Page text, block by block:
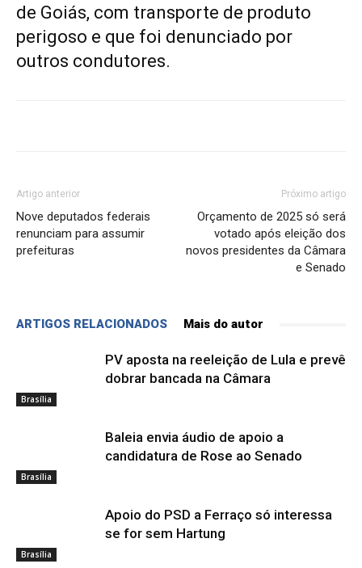
de Goiás, com transporte de produto
perigoso e que foi denunciado por
outros condutores.
Artigo anterior
Nove deputados federais
renunciam para assumir
prefeituras
Próximo artigo
Orçamento de 2025 só será
votado após eleição dos
novos presidentes da Câmara
e Senado
ARTIGOS RELACIONADOS Mais do autor
Brasília
PV aposta na reeleição de Lula e prevê
dobrar bancada na Câmara
Brasília
Baleia envia áudio de apoio a
candidatura de Rose ao Senado
Brasília
Apoio do PSD a Ferraço só interessa
se for sem Hartung